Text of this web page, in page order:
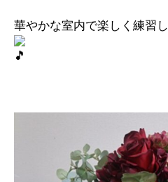
華やかな室内で楽しく練習